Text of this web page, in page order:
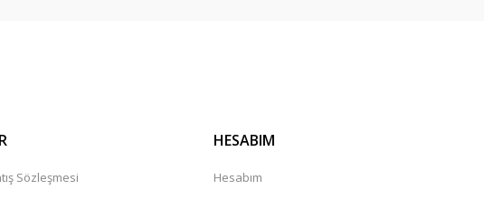
Sözleşmesi
HESABIM
Hesabım